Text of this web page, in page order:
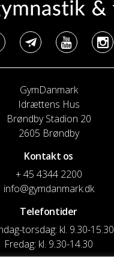
GymDanmark
Idrættens Hus
Brøndby Stadion 20
2605 Brøndby
Kontakt os
+ 45 4344 2200
info@gymdanmark.dk
Telefontider
torsdag: kl. 9.30-15.30
Fredag: kl. 9.30-14.30